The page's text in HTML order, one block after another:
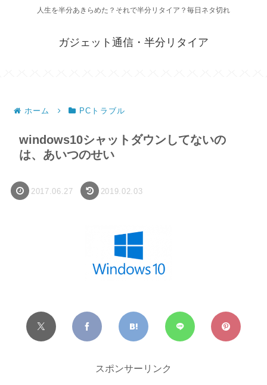
人生を半分あきらめた？それで半分リタイア？毎日ネタ切れ
ガジェット通信・半分リタイア
ホーム PCトラブル
windows10シャットダウンしてないの
は、あいつのせい
2017.06.27 2019.02.03
スポンサーリンク